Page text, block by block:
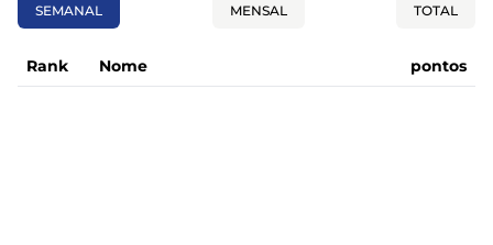
SEMANAL MENSAL TOTAL
Rank Nome pontos